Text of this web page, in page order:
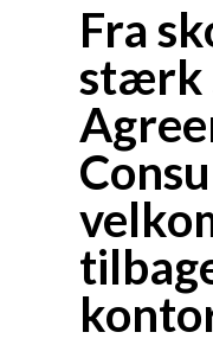
Fra
stærk